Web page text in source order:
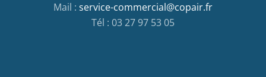
Mail : service-commercial@copair.fr
Tél : 03 27 97 53 05